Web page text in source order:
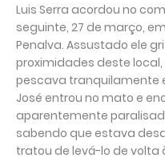
Luis Serra acordou no
seguinte, 27 de março,
Penalva. Assustado ele
proximidades deste local,
pescava tranquilamente
José entrou no mato e
aparentemente
sabendo que estava
tratou de levá-lo de volta